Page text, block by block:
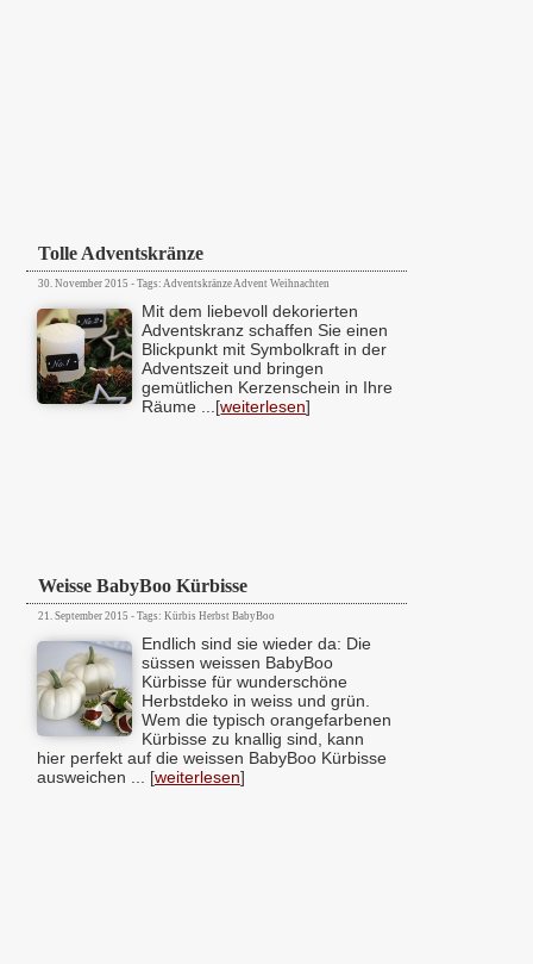
Tolle Adventskränze
30. November 2015 - Tags: Adventskränze Advent Weihnachten
Mit dem liebevoll dekorierten
Adventskranz schaffen Sie einen
Blickpunkt mit Symbolkraft in der
Adventszeit und bringen
gemütlichen Kerzenschein in Ihre
Räume ...[weiterlesen]
Weisse BabyBoo Kürbisse
21. September 2015 - Tags: Kürbis Herbst BabyBoo
Endlich sind sie wieder da: Die
süssen weissen BabyBoo
Kürbisse für wunderschöne
Herbstdeko in weiss und grün.
Wem die typisch orangefarbenen
Kürbisse zu knallig sind, kann
hier perfekt auf die weissen BabyBoo Kürbisse
ausweichen ... [weiterlesen]